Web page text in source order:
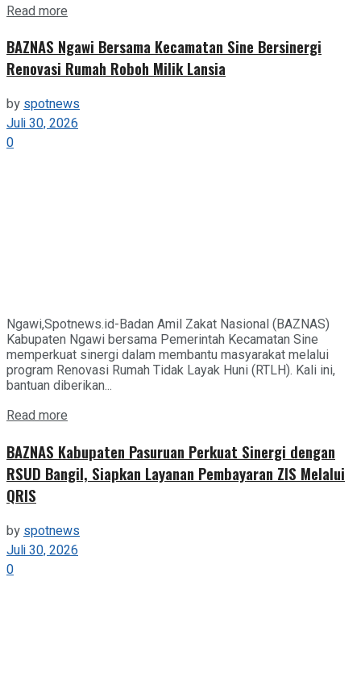
Read more
BAZNAS Ngawi Bersama Kecamatan Sine Bersinergi
Renovasi Rumah Roboh Milik Lansia
byspotnews
Juli 30, 2026
0
Ngawi,Spotnews.id-Badan Amil Zakat Nasional (BAZNAS)
Kabupaten Ngawi bersama Pemerintah Kecamatan Sine
memperkuat sinergi dalam membantu masyarakat melalui
program Renovasi Rumah Tidak Layak Huni (RTLH). Kali ini,
bantuan diberikan...
Read more
BAZNAS Kabupaten Pasuruan Perkuat Sinergi dengan
RSUD Bangil, Siapkan Layanan Pembayaran ZIS Melalui
QRIS
by spotnews
Juli 30, 2026
0